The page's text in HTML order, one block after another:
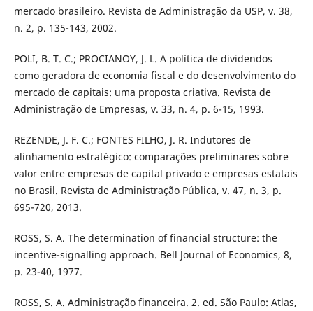
mercado brasileiro. Revista de Administração da USP, v. 38,
n. 2, p. 135-143, 2002.
POLI, B. T. C.; PROCIANOY, J. L. A política de dividendos
como geradora de economia fiscal e do desenvolvimento do
mercado de capitais: uma proposta criativa. Revista de
Administração de Empresas, v. 33, n. 4, p. 6-15, 1993.
REZENDE, J. F. C.; FONTES FILHO, J. R. Indutores de
alinhamento estratégico: comparações preliminares sobre
valor entre empresas de capital privado e empresas estatais
no Brasil. Revista de Administração Pública, v. 47, n. 3, p.
695-720, 2013.
ROSS, S. A. The determination of financial structure: the
incentive-signalling approach. Bell Journal of Economics, 8,
p. 23-40, 1977.
ROSS, S. A. Administração financeira. 2. ed. São Paulo: Atlas,